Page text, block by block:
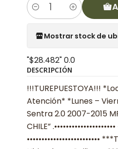
Cantidad
Mostrar stock de
"$28.482"0.0
DESCRIPCIÓN
!!!TUREPUESTOYA!!!
Atención* *Lunes –
Sentra 2.0 2007-2015
CHILE”